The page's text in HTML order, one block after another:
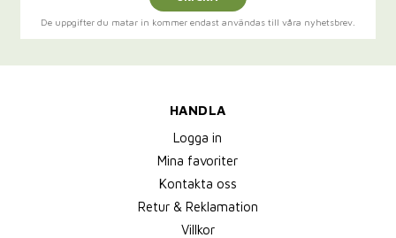
De uppgifter du matar in kommer endast användas till våra nyhetsbrev.
HANDLA
Logga in
Mina favoriter
Kontakta oss
Retur & Reklamation
Villkor